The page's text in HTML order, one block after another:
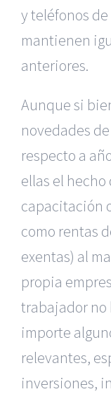
y teléfonos
mantienen
anteriores.
Aunque si
novedades
respecto a
ellas el
capacitación
como rentas
exentas) al
propia
trabajador no
importe
relevantes,
inversiones,